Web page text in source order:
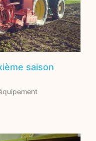
saison